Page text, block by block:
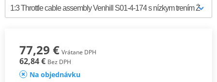
77,29 € Vrátane DPH
62,84 € Bez DPH
Na objednávku